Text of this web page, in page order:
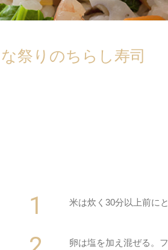
祭りのちらし寿司
米は炊く30分以上前に
卵は塩を加え混ぜる。